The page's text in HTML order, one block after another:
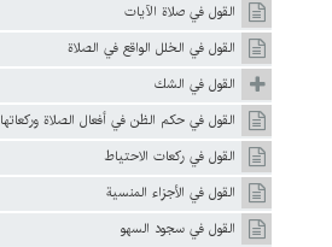
القول في صلاة الآيات
القول في الخلل الواقع في الصلاة
القول في الشك
القول في حكم الظن في أفعال الصلاة وركعاتها
القول في ركعات الاحتياط
القول في الأجزاء المنسية
القول في سجود السهو